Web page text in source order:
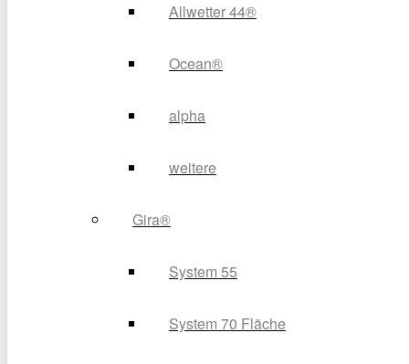
Allwetter 44®
Ocean®
alpha
weitere
Gira®
System 55
System 70 Fläche